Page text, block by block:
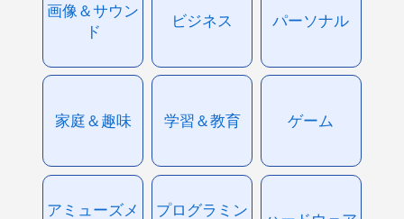
画像＆サウン
ド
ビジネス パーソナル
家庭＆趣味 学習＆教育 ゲーム
アミューズメ
プログラミン